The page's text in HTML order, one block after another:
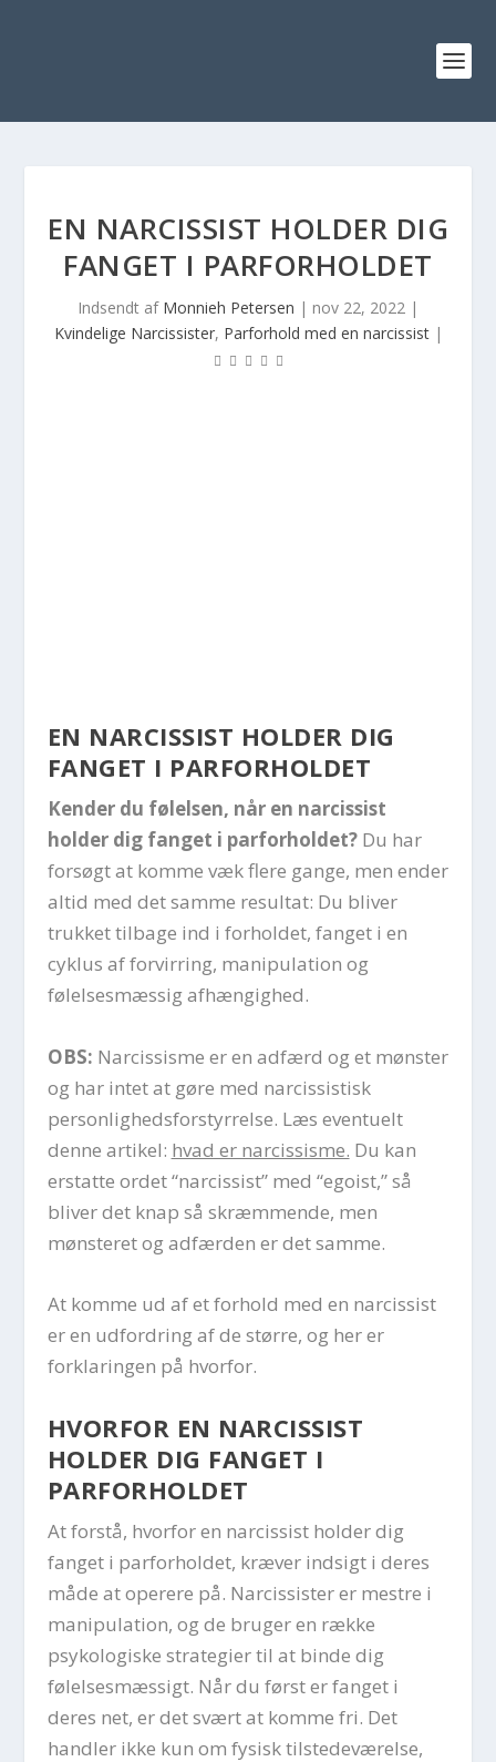
EN NARCISSIST HOLDER DIG
FANGET I PARFORHOLDET
Indsendt af Monnieh Petersen | nov 22, 2022 |
Kvindelige Narcissister, Parforhold med en narcissist|
EN NARCISSIST HOLDER DIG
FANGET I PARFORHOLDET
Kender du følelsen, når en narcissist
holder dig fanget i parforholdet?Du har
forsøgt at komme væk flere gange, men ender
altid med det samme resultat: Du bliver
trukket tilbage ind i forholdet, fanget i en
cyklus af forvirring, manipulation og
følelsesmæssig afhængighed.
OBS: Narcissisme er en adfærd og et mønster
og har intet at gøre med narcissistisk
personlighedsforstyrrelse. Læs eventuelt
denne artikel: hvad er narcissisme. Du kan
erstatte ordet “narcissist” med “egoist,” så
bliver det knap så skræmmende, men
mønsteret og adfærden er det samme.
At komme ud af et forhold med en narcissist
er en udfordring af de større, og her er
forklaringen på hvorfor.
HVORFOR EN NARCISSIST
HOLDER DIG FANGET I
PARFORHOLDET
At forstå, hvorfor en narcissist holder dig
fanget i parforholdet, kræver indsigt i deres
måde at operere på. Narcissister er mestre i
manipulation, og de bruger en række
psykologiske strategier til at binde dig
følelsesmæssigt. Når du først er fanget i
deres net, er det svært at komme fri. Det
handler ikke kun om fysisk tilstedeværelse,